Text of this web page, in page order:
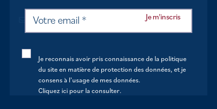
Je reconnais avoir pris connaissance de la politique
du site en matière de protection des données, et je
consens à l’usage de mes données.
Cliquez ici pour la consulter.